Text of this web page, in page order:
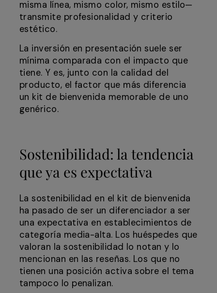
misma línea, mismo color, mismo estilo—
transmite profesionalidad y criterio
estético.
La inversión en presentación suele ser
mínima comparada con el impacto que
tiene. Y es, junto con la calidad del
producto, el factor que más diferencia
un kit de bienvenida memorable de uno
genérico.
Sostenibilidad: la tendencia
que ya es expectativa
La sostenibilidad en el kit de bienvenida
ha pasado de ser un diferenciador a ser
una expectativa en establecimientos de
categoría media-alta. Los huéspedes que
valoran la sostenibilidad lo notan y lo
mencionan en las reseñas. Los que no
tienen una posición activa sobre el tema
tampoco lo penalizan.